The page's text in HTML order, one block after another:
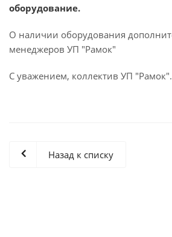
оборудование.
О наличии оборудования
менеджеров УП "Рамок"
С уважением, коллектив УП "Рамок".
Назад к списку